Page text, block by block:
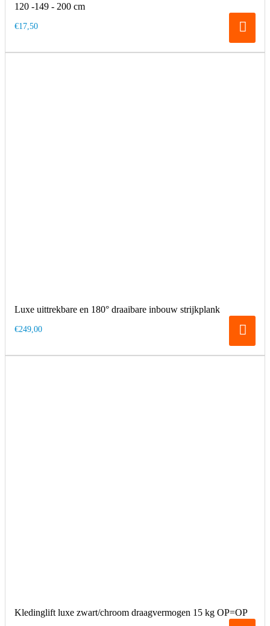
120 -149 - 200 cm
€17,50
Luxe uittrekbare en 180° draaibare inbouw strijkplank
€249,00
Kledinglift luxe zwart/chroom draagvermogen 15 kg OP=OP